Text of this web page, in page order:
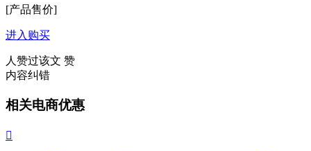
[产品售价]
进入购买
人赞过该文 赞
内容纠错
相关电商优惠
